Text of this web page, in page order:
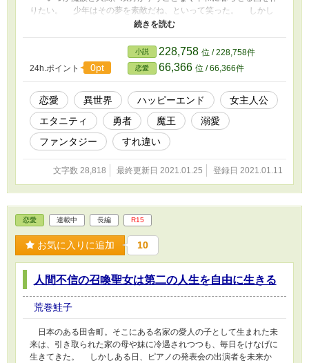
りたい。 少年はその夢を素敵だね、といって笑った。 しかし
少年が身代わりであったことが露見し、怒りに震え少年の命を奪お
うとする父母に逆らったことでストラスの自由な日々は終わりを告
げる。少年と離れ離れになり、いつかの夢も忘れてしまった。
そんなストラスが降って湧いた幸運で魔王に即位して一年、勇者が
魔王城に攻めてきた。凶刃に倒れる同族たちに彼女は死を覚悟する
が、勇者はストラスを花嫁にするとふざけたことを言い出して
――？ いや首輪をつけられて愛してるなんて言われても信用でき
ないんだが？いとおしげな眼差しで見るんじゃない！ ※途中暗い
ところもありますがハッピーエンド予定です。ちょっとスケベなと
ころには※マークつけてます。
24h.ポイント 0pt
小説 228,758 位 / 228,758件
恋愛 66,366 位 / 66,366件
恋愛 異世界 ハッピーエンド
女主人公
エタニティ
勇者 魔王
溺愛
ファンタジー
すれ違い
文字数 28,818 最終更新日 2021.01.25 登録日 2021.01.11
恋愛 連載中 長編 R15
お気に入りに追加 10
人間不信の召喚聖女は第二の人生を自由に生きる
荒巻鮭子
日本のある田舎町。そこにある名家の愛人の子として生まれた未
来は、引き取られた家の母や妹に冷遇されつつも、毎日をけなげに
生きてきた。 しかしある日、ピアノの発表会の出演者を未来か